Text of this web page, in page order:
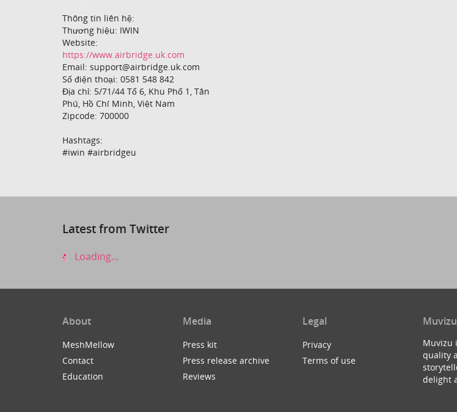
Thông tin liên hệ:
Thương hiệu: IWIN
Website:
https://www.airbridge.uk.com
Email: support@airbridge.uk.com
Số điện thoại: 0581 548 842
Địa chỉ: 5/71/44 Tổ 6, Khu Phố 1, Tân
Phú, Hồ Chí Minh, Việt Nam
Zipcode: 700000
Hashtags:
#iwin #airbridgeu
Latest from Twitter
Loading...
About
MeshMellow
Contact
Education
Media
Press kit
Press release archive
Reviews
Legal
Privacy
Terms of use
Muvizu
Muvizu
quality
delight